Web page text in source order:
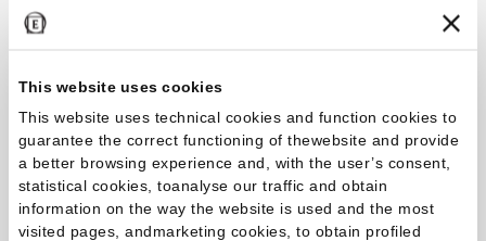
This website uses cookies
This website uses technical cookies and function cookies to
guarantee the correct functioning of thewebsite and provide
a better browsing experience and, with the user’s consent,
statistical cookies, toanalyse our traffic and obtain
information on the way the website is used and the most
visited pages, andmarketing cookies, to obtain profiled
Color y acabado
Superficie:Lux
Espesor
MM 9,5
Colección:Alter
Color y acabado:Bruciato